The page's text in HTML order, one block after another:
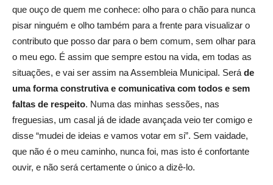
que ouço de quem me conhece: olho para o chão para nunca
pisar ninguém e olho também para a frente para visualizar o
contributo que posso dar para o bem comum, sem olhar para
o meu ego. É assim que sempre estou na vida, em todas as
situações, e vai ser assim na Assembleia Municipal. Será de
uma forma construtiva e comunicativa com todos e sem
faltas de respeito. Numa das minhas sessões, nas
freguesias, um casal já de idade avançada veio ter comigo e
disse “mudei de ideias e vamos votar em si”. Sem vaidade,
que não é o meu caminho, nunca foi, mas isto é confortante
ouvir, e não será certamente o único a dizê-lo.